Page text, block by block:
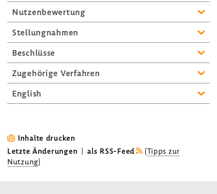
Nutzen­be­wer­tung
Stel­lung­nahmen
Beschlüsse
Zuge­hö­rige Verfahren
English
Inhalte drucken
Letzte Änderungen | als RSS-Feed (Tipps zur
Nutzung)